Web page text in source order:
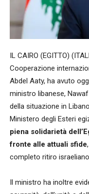
IL CAIRO (EGITTO)
Cooperazione
Abdel Aaty, ha avuto
ministro libanese,
della situazione in
Ministero degli Esteri
piena solidarietà
fronte alle attuali sfide
completo ritiro
Il ministro ha inoltre